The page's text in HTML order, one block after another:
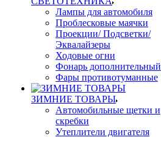
Лампы для автомобиля
Проблесковые маячки
Проекции/ Подсветки/
Эквалайзеры
Ходовые огни
Фонарь дополнительный
Фары противотуманные
ЗИМНИЕ ТОВАРЫ
Автомобильные щетки и
скребки
Утеплители двигателя